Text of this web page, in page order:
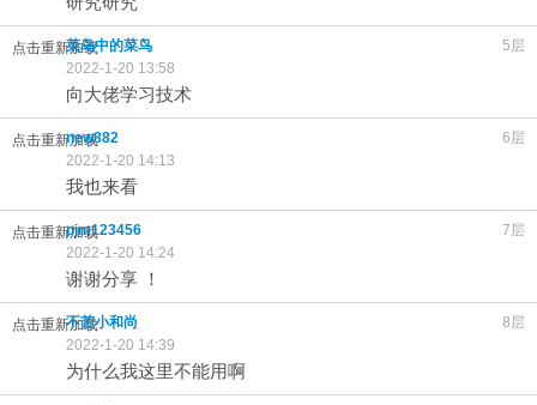
点击重新加载 5层
菜鸟中的菜鸟
2022-1-20 13:58
向大佬学习技术
点击重新加载 6层
new882
2022-1-20 14:13
我也来看
点击重新加载 7层
pjm123456
2022-1-20 14:24
谢谢分享 ！
点击重新加载 8层
不苦小和尚
2022-1-20 14:39
为什么我这里不能用啊